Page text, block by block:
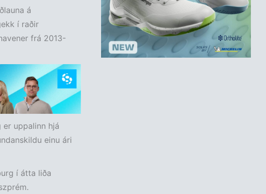
á
í raðir
frá 2013-
uppalinn hjá
einu ári
í átta liða